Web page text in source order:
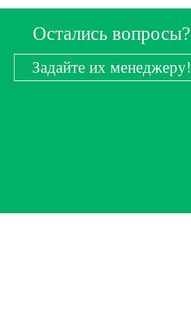
Остались вопросы?
Задайте их менеджеру!